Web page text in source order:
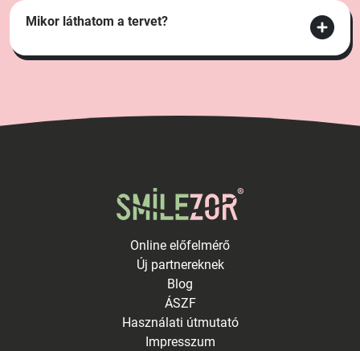
Mikor láthatom a tervet?
Online előfelmérő
Új partnereknek
Blog
ÁSZF
Használati útmutató
Impresszum